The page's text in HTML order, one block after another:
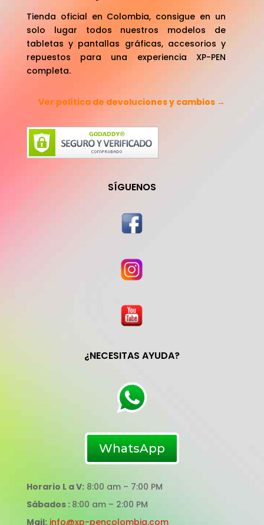
Tienda oficial en Colombia, consigue en un
solo lugar todos nuestros modelos de
tabletas y pantallas gráficas, accesorios y
repuestos para una experiencia XP-PEN
completa.
Ver política de devoluciones y cambios →
SÍGUENOS
¿NECESITAS AYUDA?
WhatsApp
Horario L a V:8:00 am – 7:00 PM
Sábados : 8:00 am – 2:00 PM
Mail: info@xp-pencolombia.com